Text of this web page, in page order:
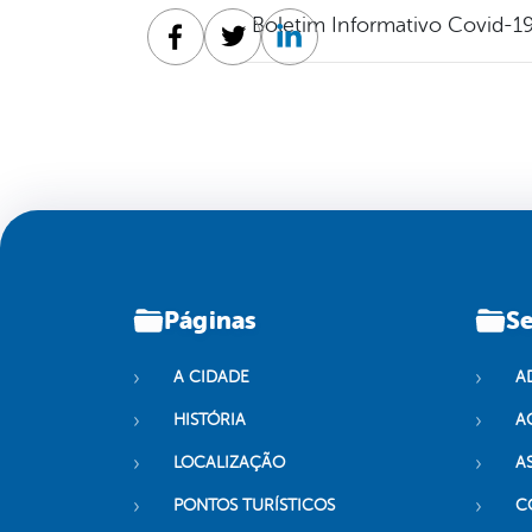
Boletim Informativo Covid-
Facebook
TwitterLinkedin
Páginas
A CIDADE
HISTÓRIA
LOCALIZAÇÃO
PONTOS TURÍSTICOS